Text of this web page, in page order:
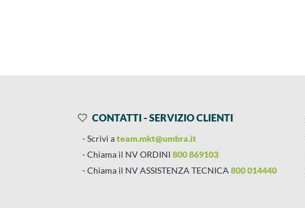
CONTATTI - SERVIZIO CLIENTI
Scrivi ateam.mkt@umbra.it
Chiama il NV ORDINI 800 869103
Chiama il NV ASSISTENZA TECNICA 800 014440